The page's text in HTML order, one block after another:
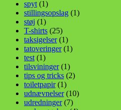
spyt (1)
stillingsopslag (1)
støj (1)
T-shirts (25)
taksigelser(1)
tatoveringer(1)
test (1)
tilsvininger(1)
tips og tricks (2)
toiletpapir(1)
udnævnelser(10)
udredninger(7)